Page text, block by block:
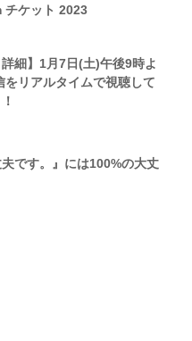
チケット 2023
詳細】1月7日(土)午後9時よ
をリアルタイムで視聴して
夫です。』には100%の大丈